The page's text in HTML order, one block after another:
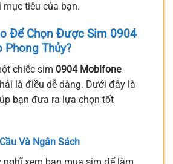
mục tiêu của bạn.
Để Chọn Được Sim 0904
Phong Thủy?
chiếc sim 0904 Mobifone
là điều dễ dàng. Dưới đây là
bạn đưa ra lựa chọn tốt
Và Ngân Sách